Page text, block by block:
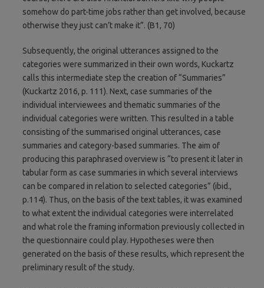
somehow do part-time jobs rather than get involved, because
otherwise they just can’t make it”. (B1, 70)
Subsequently, the original utterances assigned to the
categories were summarized in their own words, Kuckartz
calls this intermediate step the creation of “Summaries”
(Kuckartz 2016, p. 111). Next, case summaries of the
individual interviewees and thematic summaries of the
individual categories were written. This resulted in a table
consisting of the summarised original utterances, case
summaries and category-based summaries. The aim of
producing this paraphrased overview is “to present it later in
tabular form as case summaries in which several interviews
can be compared in relation to selected categories” (ibid.,
p.114). Thus, on the basis of the text tables, it was examined
to what extent the individual categories were interrelated
and what role the framing information previously collected in
the questionnaire could play. Hypotheses were then
generated on the basis of these results, which represent the
preliminary result of the study.